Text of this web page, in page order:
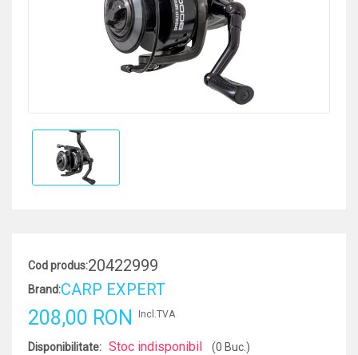
Cod produs:20422999
Brand:CARP EXPERT
208,00 RON Incl.TVA
Disponibilitate: Stoc indisponibil (0 Buc.)